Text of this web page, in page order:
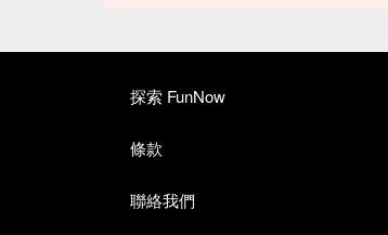
探索 FunNow
條款
聯絡我們